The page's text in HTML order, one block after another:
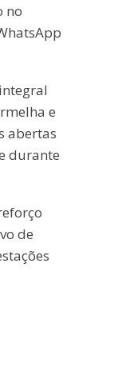
no
e
abertas
durante
de